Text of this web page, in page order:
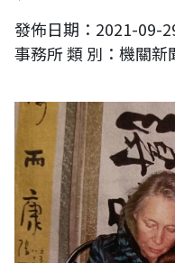
發佈日期：2021-09-
事務所 類 別：機關新
2013年法國學者參訪洛陽之